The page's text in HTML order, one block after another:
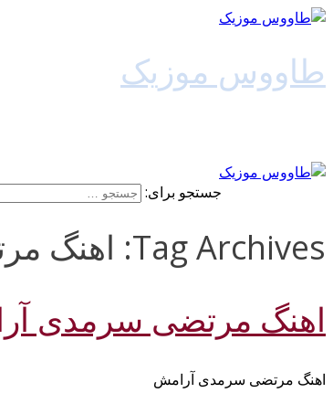
طاووس موزیک
جستجو برای:
Tag Archives: اهنگ مرتضی سرمدی آرامش 128k
اهنگ مرتضی سرمدی
اهنگ مرتضی سرمدی آرامش